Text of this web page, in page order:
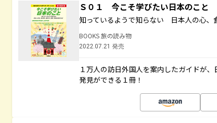
Ｓ０１ 今こそ学びたい日本のこと
知っているようで知らない 日本人の心、
BOOKS 旅の読み物
2022.07.21 発売
１万人の訪日外国人を案内したガイドが
発見ができる１冊！